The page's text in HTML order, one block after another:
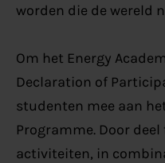
worden die de wereld
Om het Energy
Declaration of
studenten mee aan
Programme. Door
activiteiten, in